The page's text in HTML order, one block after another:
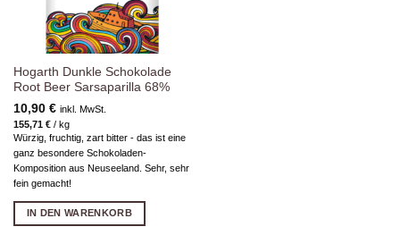
Hogarth Dunkle Schokolade
Root Beer Sarsaparilla 68%
10,90 € inkl. MwSt.
155,71 €/ kg
Würzig, fruchtig, zart bitter - das ist eine
ganz besondere Schokoladen-
Komposition aus Neuseeland. Sehr, sehr
fein gemacht!
IN DEN WARENKORB